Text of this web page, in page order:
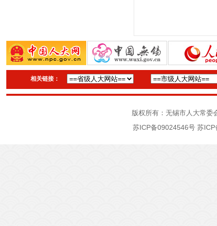
相关链接：
版权所有：无锡市人大常
苏ICP备09024546号 苏ICP